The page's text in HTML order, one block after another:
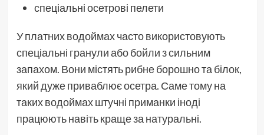
спеціальні осетрові пелети
У платних водоймах часто використовують
спеціальні гранули або бойли з сильним
запахом. Вони містять рибне борошно та білок,
який дуже приваблює осетра. Саме тому на
таких водоймах штучні приманки іноді
працюють навіть краще за натуральні.